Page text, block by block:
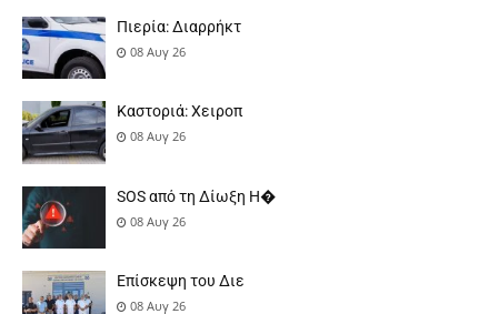
Πιερία: Διαρρήκτ
08 Αυγ 26
Καστοριά: Χειροπ
08 Αυγ 26
SOS από τη Δίωξη Η�
08 Αυγ 26
Επίσκεψη του Διε
08 Αυγ 26